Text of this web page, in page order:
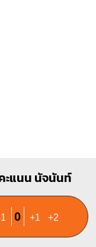
ะแนน นัจนันท์
0 +1 +2